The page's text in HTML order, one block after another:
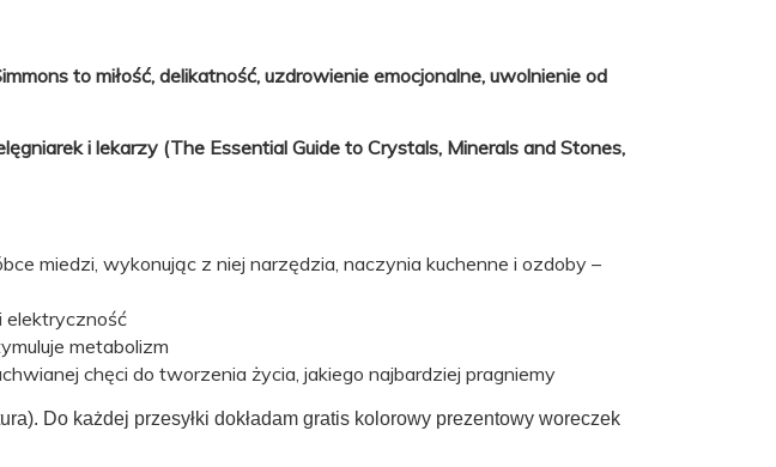
to miłość, delikatność, uzdrowienie emocjonalne, uwolnienie od
i lekarzy (The Essential Guide to Crystals, Minerals and Stones,
miedzi, wykonując z niej narzędzia, naczynia kuchenne i ozdoby –
elektryczność
metabolizm
chęci do tworzenia życia, jakiego najbardziej pragniemy
Do każdej przesyłki dokładam gratis kolorowy prezentowy woreczek